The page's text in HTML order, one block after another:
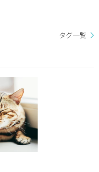
タグ一覧